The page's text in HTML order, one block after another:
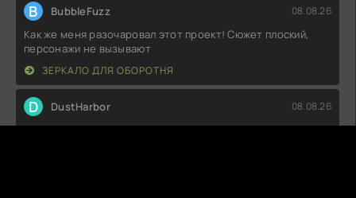
B BubbleFuzz 08.08.26
Как же меня разочаровал этот проект! Сюжет плоский,
персонажи не вызывают
ЗЕРКАЛО ДЛЯ ОБОРОТНЯ
D DustHarbor 08.08.26
Совсем не впечатлило. Сюжет плоский, персонажи